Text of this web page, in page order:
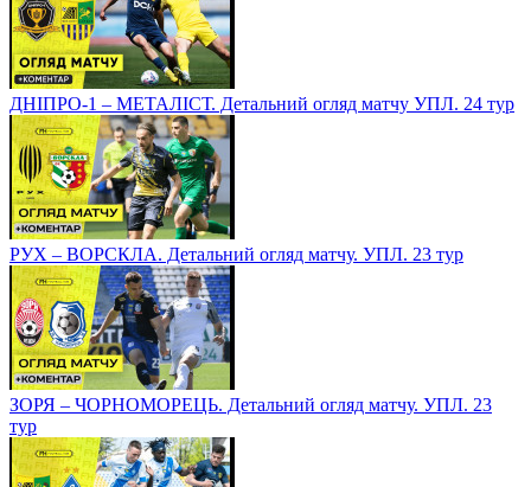
ДНІПРО-1 – МЕТАЛІСТ. Детальний огляд матчу УПЛ. 24 тур
РУХ – ВОРСКЛА. Детальний огляд матчу. УПЛ. 23 тур
ЗОРЯ – ЧОРНОМОРЕЦЬ. Детальний огляд матчу. УПЛ. 23
тур